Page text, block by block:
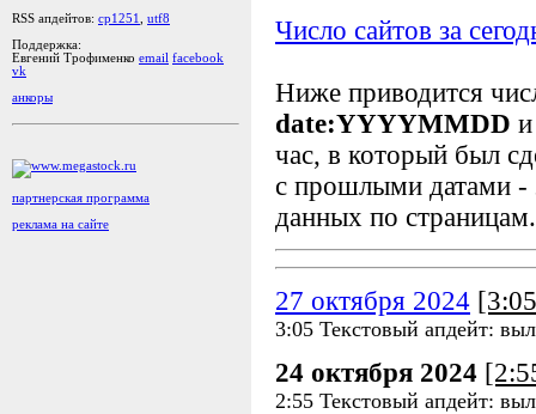
RSS апдейтов: cp1251
utf8
Поддержка:
Евгений Трофименко email facebook
vk
анкоры
партнерская программа
реклама на сайте
Число сайтов за
Ниже приводится
date:YYYYMMDD
час, в который был
с прошлыми датами -
данных по страницам.
27 октября 2024
3:05 Текстовый апдейт:
24 октября 2024
2:55 Текстовый апдейт: